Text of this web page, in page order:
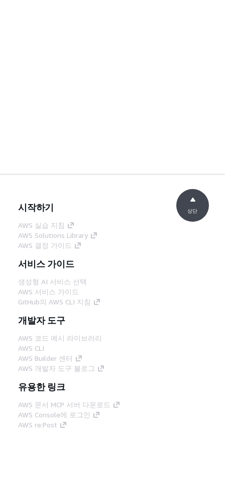
시작하기
AWS 실습 지침
AWS Solutions Library
AWS 결정 가이드
서비스 가이드
생성형 AI 서비스 선택
AWS 서비스 가이드
GitHub의 AWS CLI 지침
개발자 도구
AWS 코드 예시 라이브러리
AWS CLI
AWS Builder 센터
AWS 개발자 도구 블로그
유용한 링크
AWS 문서 MCP 서버 다운로드
AWS Console에 로그인
AWS re:Post
상단